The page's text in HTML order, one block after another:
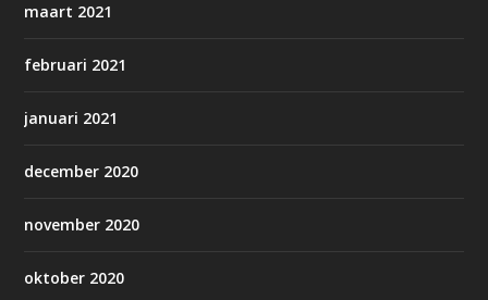
maart 2021
februari 2021
januari 2021
december 2020
november 2020
oktober 2020